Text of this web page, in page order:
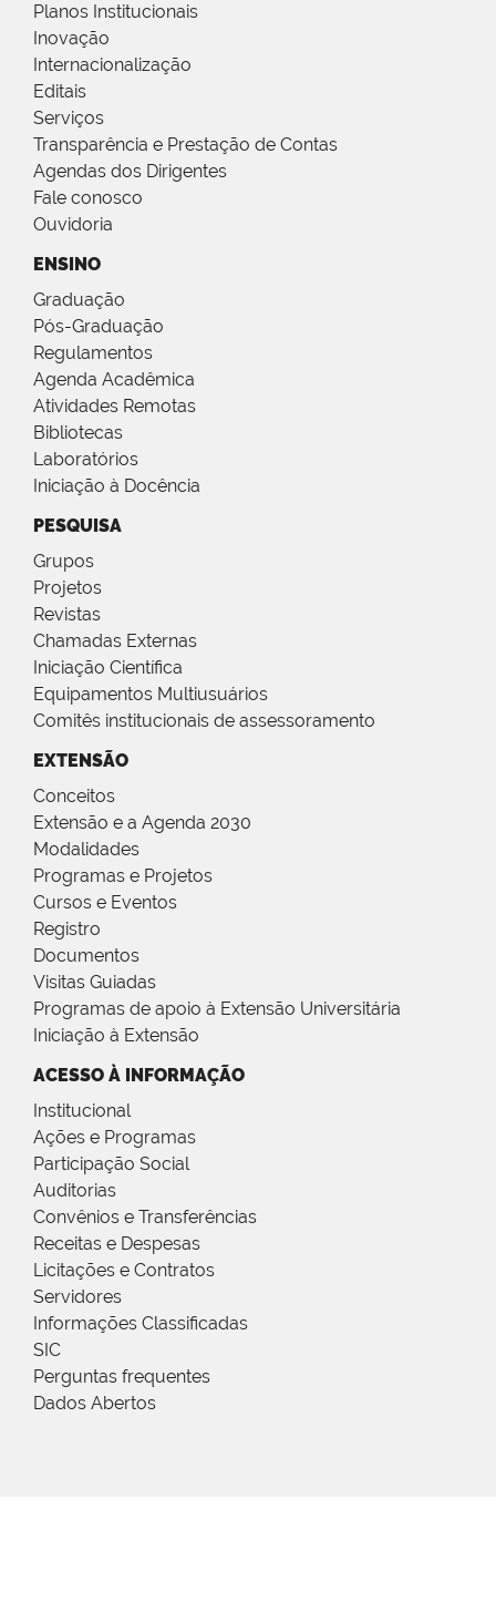
Planos Institucionais
Inovação
Internacionalização
Editais
Serviços
Transparência e Prestação de Contas
Agendas dos Dirigentes
Fale conosco
Ouvidoria
ENSINO
Graduação
Pós-Graduação
Regulamentos
Agenda Acadêmica
Atividades Remotas
Bibliotecas
Laboratórios
Iniciação à Docência
PESQUISA
Grupos
Projetos
Revistas
Chamadas Externas
Iniciação Científica
Equipamentos Multiusuários
Comitês institucionais de assessoramento
EXTENSÃO
Conceitos
Extensão e a Agenda 2030
Modalidades
Programas e Projetos
Cursos e Eventos
Registro
Documentos
Visitas Guiadas
Programas de apoio à Extensão Universitária
Iniciação à Extensão
ACESSO À INFORMAÇÃO
Institucional
Ações e Programas
Participação Social
Auditorias
Convênios e Transferências
Receitas e Despesas
Licitações e Contratos
Servidores
Informações Classificadas
SIC
Perguntas frequentes
Dados Abertos